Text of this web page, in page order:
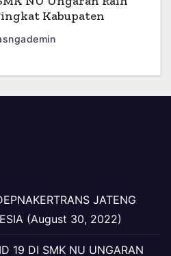
Kabupaten
JATENG
(August 30, 2022)
19 DI SMK NU UNGARAN